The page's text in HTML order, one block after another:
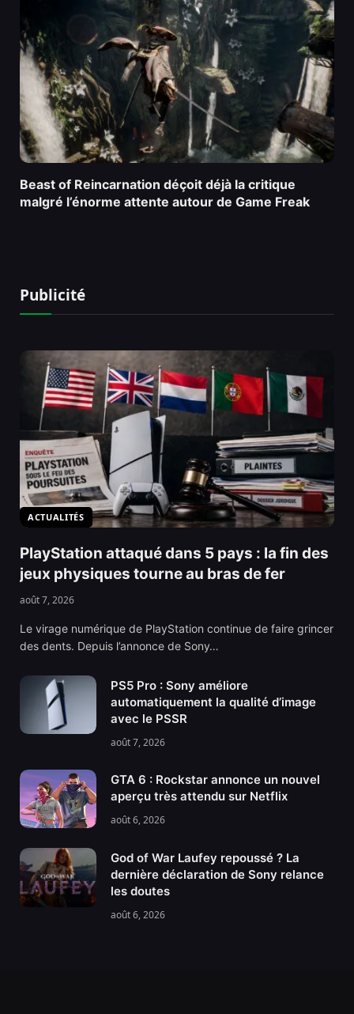
Beast of Reincarnation déçoit déjà la critique
malgré l’énorme attente autour de Game Freak
Publicité
ACTUALITÉS
PlayStation attaqué dans 5 pays : la fin des
jeux physiques tourne au bras de fer
août 7, 2026
Le virage numérique de PlayStation continue de faire grincer
des dents. Depuis l’annonce de Sony…
PS5 Pro : Sony améliore
automatiquement la qualité d’image
avec le PSSR
août 7, 2026
GTA 6 : Rockstar annonce un nouvel
aperçu très attendu sur Netflix
août 6, 2026
God of War Laufey repoussé ? La
dernière déclaration de Sony relance
les doutes
août 6, 2026